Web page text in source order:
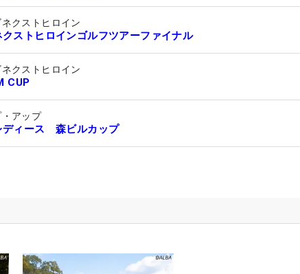
クストヒロイン
クストヒロインゴルフツアーファイナル
クストヒロイン
CUP
アップ
ディース 森ビルカップ